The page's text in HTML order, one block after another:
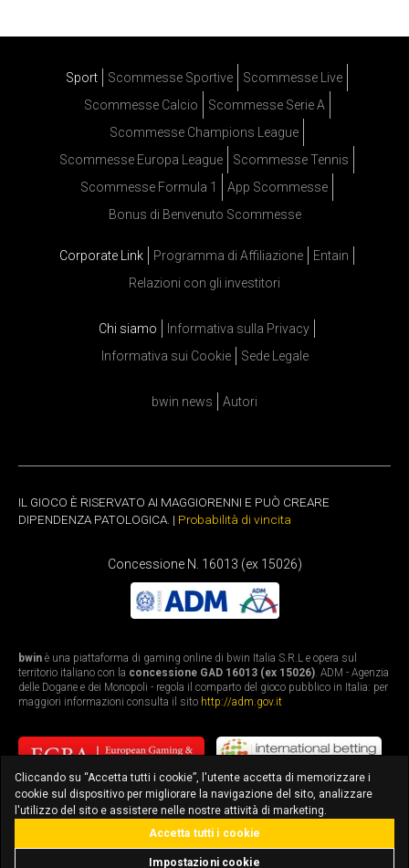
Sport Scommesse Sportive
Scommesse Live
Scommesse Calcio
Scommesse Serie A
Scommesse Champions League
Scommesse Europa League
Scommesse Tennis
Scommesse Formula 1
App Scommesse
Bonus di Benvenuto Scommesse
Corporate Link Programma di Affiliazione
Entain
Relazioni con gli investitori
Chi siamo
Informativa sulla Privacy
Informativa sui Cookie
Sede Legale
bwin news Autori
IL GIOCO È RISERVATO AI MAGGIORENNI E PUÒ CREARE
DIPENDENZA PATOLOGICA. | Probabilità di vincita
Concessione N. 16013 (ex 15026)
bwin è una piattaforma di gaming online di bwin Italia S.R.L e opera sul
territorio italiano con la concessione GAD 16013 (ex 15026). ADM - Agenzia
delle Dogane e dei Monopoli - regola il comparto del gioco pubblico in Italia: per
maggiori informazioni consulta il sito http://adm.gov.it
bonus fino a 3.010€ scarica l'app
Cliccando su “Accetta tutti i cookie”, l'utente accetta di memorizzare i
cookie sul dispositivo per migliorare la navigazione del sito, analizzare
l'utilizzo del sito e assistere nelle nostre attività di marketing.
Impostazioni cookie
Accetta tutti i cookie